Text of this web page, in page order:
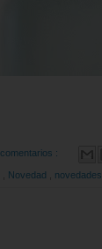
:
Novedad novedades